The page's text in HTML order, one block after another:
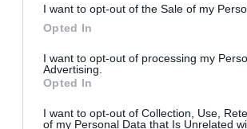
I want to opt-out of the Sale of my
Opted In
I want to opt-out of processing my
Advertising.
Opted In
I want to opt-out of Collection, Use,
of my Personal Data that Is Unrelated